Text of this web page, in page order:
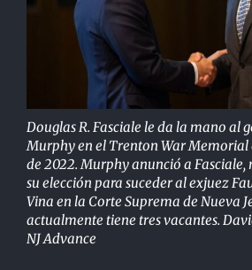
Douglas R. Fasciale le da la mano al
Murphy en el Trenton War Memorial
de 2022. Murphy anunció a Fasciale,
su elección para sucederal exjuez
Vina en la Corte Suprema de Nueva
actualmente tiene tres vacantes.
NJ Advance